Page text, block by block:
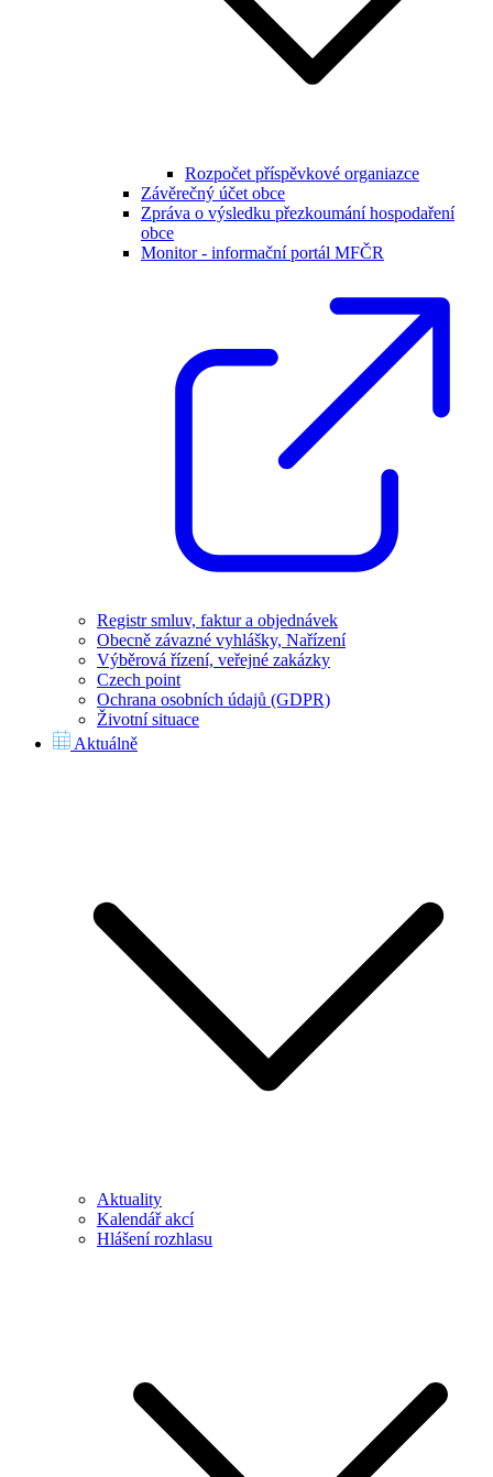
Rozpočet příspěvkové organiazce
Závěrečný účet obce
Zpráva o výsledku přezkoumání hospodaření
obce
Monitor - informační portál MFČR
Registr smluv, faktur a objednávek
Obecně závazné vyhlášky, Nařízení
Výběrová řízení, veřejné zakázky
Czech point
Ochrana osobních údajů (GDPR)
Životní situace
Aktuálně
Aktuality
Kalendář akcí
Hlášení rozhlasu